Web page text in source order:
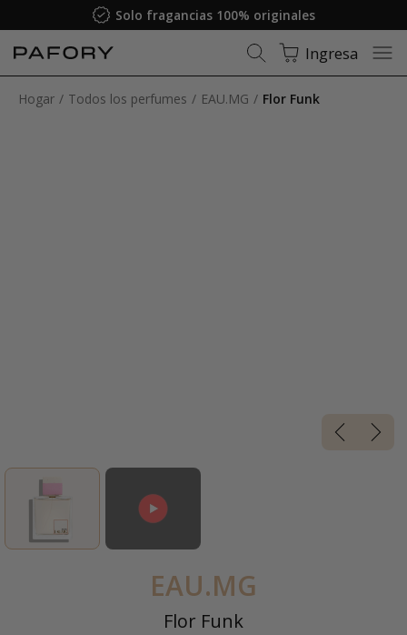
Garantía de satisfacción
Ingresa
Hogar Todos los perfumes EAU.MG Flor Funk
EAU.MG
Flor Funk